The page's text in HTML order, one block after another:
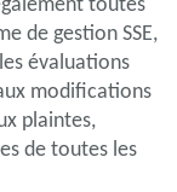
de gestion SSE,
évaluations
modifications
plaintes,
de toutes les